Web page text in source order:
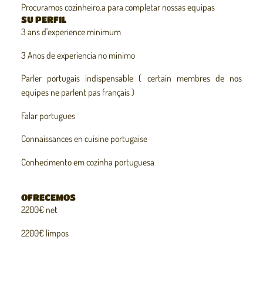
Procuramos cozinheiro.a para completar nossas equipas
SU PERFIL
3 ans d'experience minimum
3 Anos de experiencia no minimo
Parler portugais indispensable ( certain membres de nos
equipes ne parlent pas français )
Falar portugues
Connaissances en cuisine portugaise
Conhecimento em cozinha portuguesa
OFRECEMOS
2200€ net
2200€ limpos